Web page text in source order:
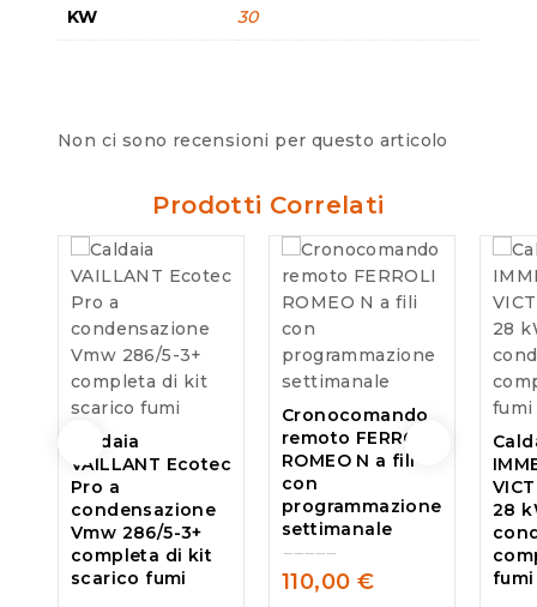
KW 30
Non ci sono recensioni per questo articolo
Prodotti Correlati
Caldaia
VAILLANT Ecotec
Pro a
condensazione
Vmw 286/5-3+
completa di kit
scarico fumi
Cronocomando
remoto FERROLI
ROMEO N a fili
con
programmazione
settimanale
0
110,00 €
28
fumi